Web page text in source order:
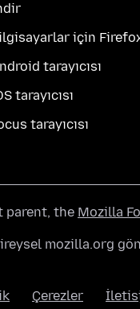
için
tarayıcısı
tarayıcısı
tarayıcısı
parent, the Mozilla
mozilla.org
Çerezler